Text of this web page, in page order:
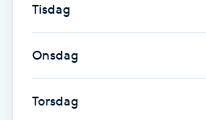
Hyaluronsyra
Hyperhidros
Tisdag
Onsdag
Torsdag